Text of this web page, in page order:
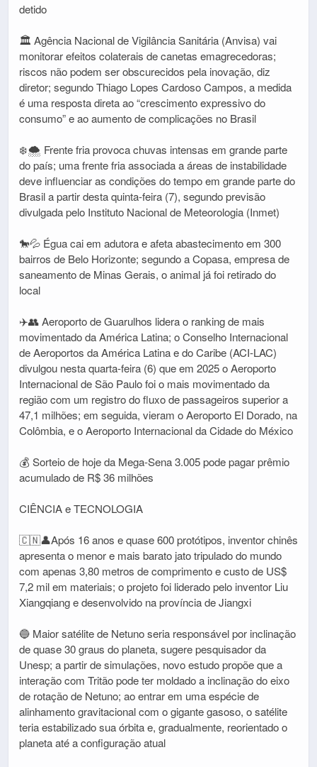
detido
🏛️ Agência Nacional de Vigilância Sanitária (Anvisa) vai
monitorar efeitos colaterais de canetas emagrecedoras;
riscos não podem ser obscurecidos pela inovação, diz
diretor; segundo Thiago Lopes Cardoso Campos, a medida
é uma resposta direta ao “crescimento expressivo do
consumo” e ao aumento de complicações no Brasil
❄️🌨️ Frente fria provoca chuvas intensas em grande parte
do país; uma frente fria associada a áreas de instabilidade
deve influenciar as condições do tempo em grande parte do
Brasil a partir desta quinta-feira (7), segundo previsão
divulgada pelo Instituto Nacional de Meteorologia (Inmet)
🐎💦 Égua cai em adutora e afeta abastecimento em 300
bairros de Belo Horizonte; segundo a Copasa, empresa de
saneamento de Minas Gerais, o animal já foi retirado do
local
✈️👥 Aeroporto de Guarulhos lidera o ranking de mais
movimentado da América Latina; o Conselho Internacional
de Aeroportos da América Latina e do Caribe (ACI-LAC)
divulgou nesta quarta-feira (6) que em 2025 o Aeroporto
Internacional de São Paulo foi o mais movimentado da
região com um registro do fluxo de passageiros superior a
47,1 milhões; em seguida, vieram o Aeroporto El Dorado, na
Colômbia, e o Aeroporto Internacional da Cidade do México
💰 Sorteio de hoje da Mega-Sena 3.005 pode pagar prêmio
acumulado de R$ 36 milhões
CIÊNCIA e TECNOLOGIA
🇨🇳👤Após 16 anos e quase 600 protótipos, inventor chinês
apresenta o menor e mais barato jato tripulado do mundo
com apenas 3,80 metros de comprimento e custo de US$
7,2 mil em materiais; o projeto foi liderado pelo inventor Liu
Xiangqiang e desenvolvido na província de Jiangxi
🔵 Maior satélite de Netuno seria responsável por inclinação
de quase 30 graus do planeta, sugere pesquisador da
Unesp; a partir de simulações, novo estudo propõe que a
interação com Tritão pode ter moldado a inclinação do eixo
de rotação de Netuno; ao entrar em uma espécie de
alinhamento gravitacional com o gigante gasoso, o satélite
teria estabilizado sua órbita e, gradualmente, reorientado o
planeta até a configuração atual